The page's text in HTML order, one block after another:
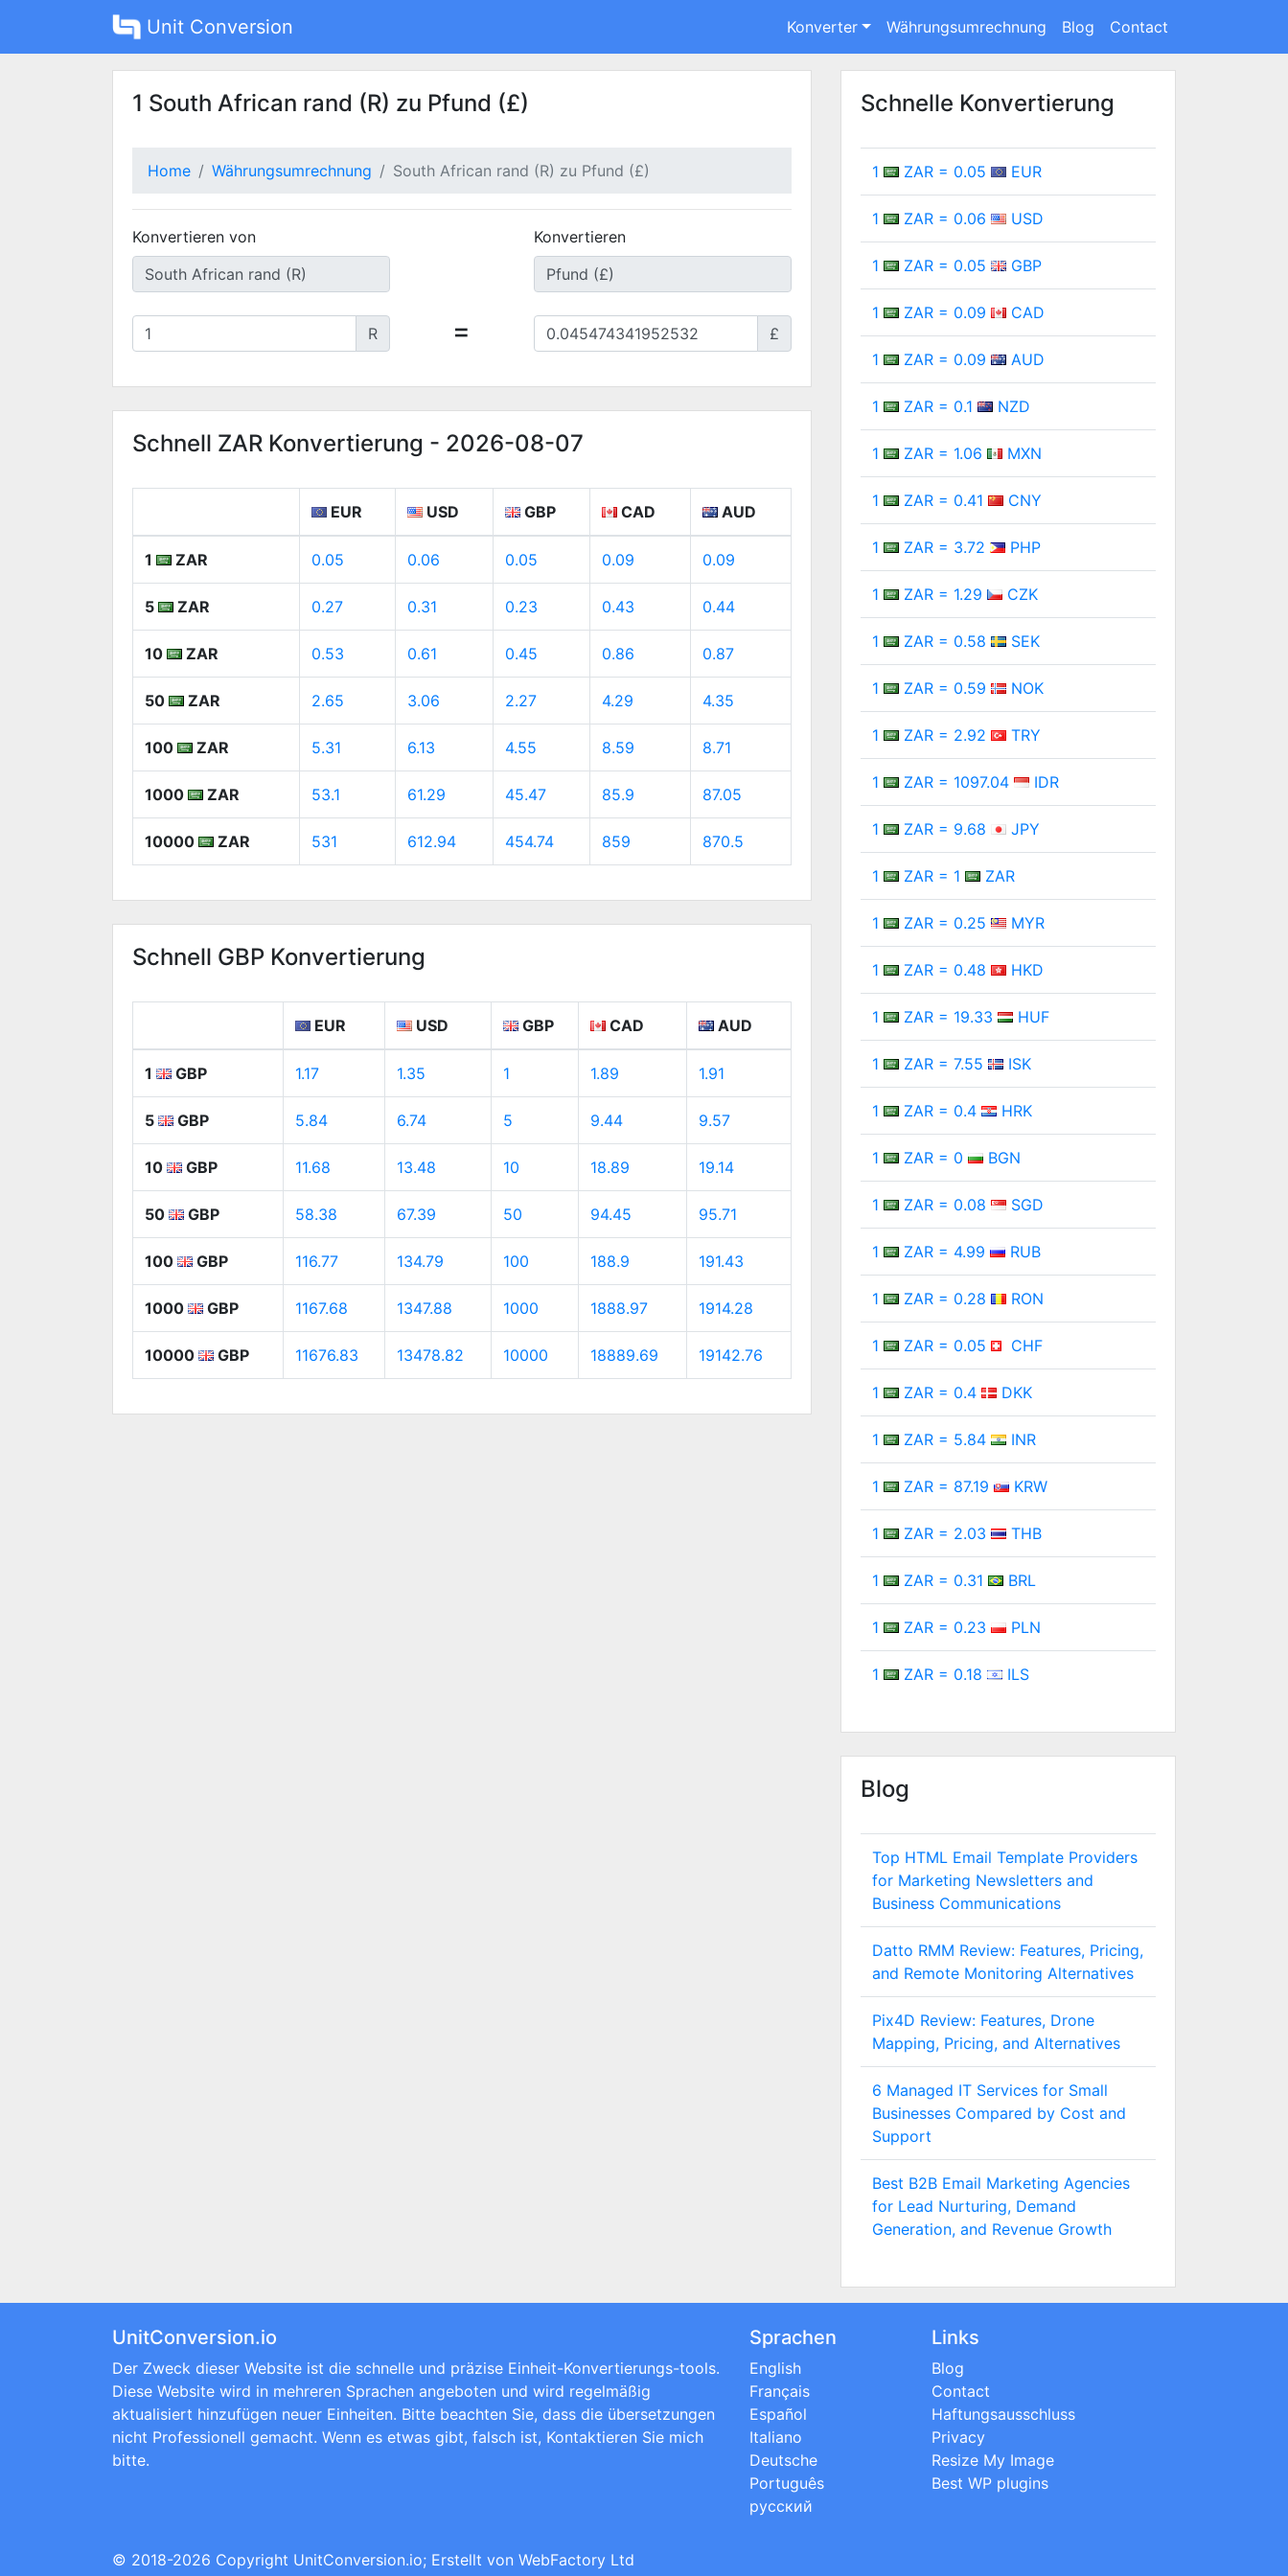
Unit Conversion Konverter Währungsumrechnung Blog Contact
1 South African rand (R) zu Pfund (£)
Home Währungsumrechnung South African rand (R) zu Pfund (£)
Konvertieren von Konvertieren
R = £
Schnell ZAR Konvertierung - 2026-08-07
EUR USD GBP CAD AUD
1 ZAR 0.05 0.06 0.05 0.09 0.09
5 ZAR 0.27 0.31 0.23 0.43 0.44
10 ZAR 0.53 0.61 0.45 0.86 0.87
50 ZAR 2.65 3.06 2.27 4.29 4.35
100 ZAR 5.31 6.13 4.55 8.59 8.71
1000 ZAR 53.1 61.29 45.47 85.9 87.05
10000 ZAR 531 612.94 454.74 859 870.5
Schnell GBP Konvertierung
EUR USD GBP CAD AUD
1 GBP 1.17 1.35 1 1.89 1.91
5 GBP 5.84 6.74 5 9.44 9.57
10 GBP 11.68 13.48 10 18.89 19.14
50 GBP 58.38 67.39 50 94.45 95.71
100 GBP 116.77 134.79 100 188.9 191.43
1000 GBP 1167.68 1347.88 1000 1888.97 1914.28
10000 GBP 11676.83 13478.82 10000 18889.69 19142.76
Schnelle Konvertierung
1 ZAR = 0.05 EUR
1 ZAR = 0.06 USD
1 ZAR = 0.05 GBP
1 ZAR = 0.09 CAD
1 ZAR = 0.09 AUD
1 ZAR = 0.1 NZD
1 ZAR = 1.06 MXN
1 ZAR = 0.41 CNY
1 ZAR = 3.72 PHP
1 ZAR = 1.29 CZK
1 ZAR = 0.58 SEK
1 ZAR = 0.59 NOK
1 ZAR = 2.92 TRY
1 ZAR = 1097.04 IDR
1 ZAR = 9.68 JPY
1 ZAR = 1 ZAR
1 ZAR = 0.25 MYR
1 ZAR = 0.48 HKD
1 ZAR = 19.33 HUF
1 ZAR = 7.55 ISK
1 ZAR = 0.4 HRK
1 ZAR = 0 BGN
1 ZAR = 0.08 SGD
1 ZAR = 4.99 RUB
1 ZAR = 0.28 RON
1 ZAR = 0.05 CHF
1 ZAR = 0.4 DKK
1 ZAR = 5.84 INR
1 ZAR = 87.19 KRW
1 ZAR = 2.03 THB
1 ZAR = 0.31 BRL
1 ZAR = 0.23 PLN
1 ZAR = 0.18 ILS
Blog
Top HTML Email Template Providers
for Marketing Newsletters and
Business Communications
Datto RMM Review: Features, Pricing,
and Remote Monitoring Alternatives
Pix4D Review: Features, Drone
Mapping, Pricing, and Alternatives
6 Managed IT Services for Small
Businesses Compared by Cost and
Support
Best B2B Email Marketing Agencies
for Lead Nurturing, Demand
Generation, and Revenue Growth
UnitConversion.io
Der Zweck dieser Website ist die schnelle und präzise Einheit-Konvertierungs-tools.
Diese Website wird in mehreren Sprachen angeboten und wird regelmäßig
aktualisiert hinzufügen neuer Einheiten. Bitte beachten Sie, dass die übersetzungen
nicht Professionell gemacht. Wenn es etwas gibt, falsch ist, Kontaktieren Sie mich
bitte.
Sprachen
English
Français
Español
Italiano
Deutsche
Português
русский
Links
Blog
Contact
Haftungsausschluss
Privacy
Resize My Image
Best WP plugins
© 2018-2026 Copyright UnitConversion.io; Erstellt von WebFactory Ltd